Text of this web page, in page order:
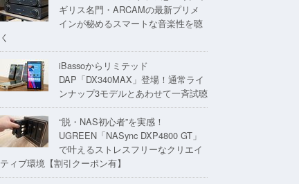
ギリス名門・ARCAMの最新プリメ
インが秘めるスマートな音楽性を聴
く
iBassoからリミテッド
DAP「DX340MAX」登場！通常ライ
ンナップ3モデルとあわせて一斉試聴
“脱・NAS初心者”を実感！
UGREEN「NASync DXP4800 GT」
で叶えるストレスフリーなクリエイ
ティブ環境【割引クーポン有】